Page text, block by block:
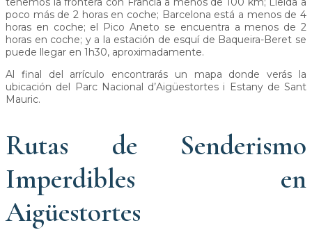
poco más de 2 horas en coche; Barcelona está a menos de 4
horas en coche; el Pico Aneto se encuentra a menos de 2
horas en coche; y a la estación de esquí de Baqueira-Beret se
puede llegar en 1h30, aproximadamente.
Al final del arrículo encontrarás un mapa donde verás la
ubicación del Parc Nacional d’Aigüestortes i Estany de Sant
Mauric.
Rutas de Senderismo
Imperdibles en
Aigüestortes